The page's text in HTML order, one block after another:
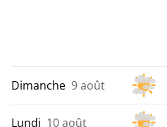
Dimanche 9 août
Lundi 10 août